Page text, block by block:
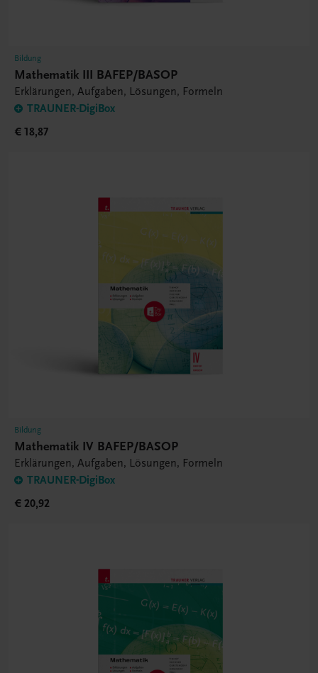
Bildung
Mathematik III BAFEP/BASOP
Erklärungen, Aufgaben, Lösungen, Formeln
TRAUNER-DigiBox
€ 18,87
Bildung
Mathematik IV BAFEP/BASOP
Erklärungen, Aufgaben, Lösungen, Formeln
TRAUNER-DigiBox
€ 20,92